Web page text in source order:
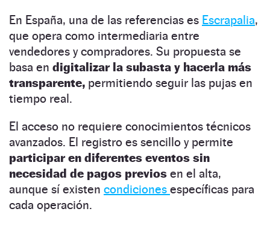
En España, una de las referencias es Escrapalia,
que opera como intermediaria entre
vendedores y compradores. Su propuesta se
basa en digitalizar la subasta y hacerla más
transparente, permitiendo seguir las pujas en
tiempo real.
El acceso no requiere conocimientos técnicos
avanzados. El registro es sencillo y permite
participar en diferentes eventos sin
necesidad de pagos previos en el alta,
aunque sí existen condiciones específicas para
cada operación.